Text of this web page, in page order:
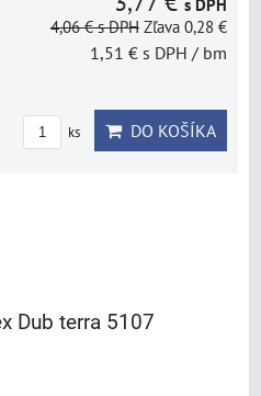
s DPH
4,06 €s DPH Zľava 0,28 €
1,51 € s DPH / bm
ks DO KOŠÍKA
Dub terra 5107